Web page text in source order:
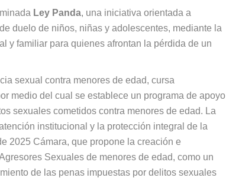
Ley Panda, una iniciativa orientada a
duelo de niños, niñas y adolescentes, mediante la
y familiar para quienes afrontan la pérdida de un
sexual contra menores de edad, cursa
medio del cual se establece un programa de apoyo
sexuales cometidos contra menores de edad. La
institucional y la protección integral de la
2025 Cámara, que propone la creación e
Sexuales de menores de edad, como un
de las penas impuestas por delitos sexuales